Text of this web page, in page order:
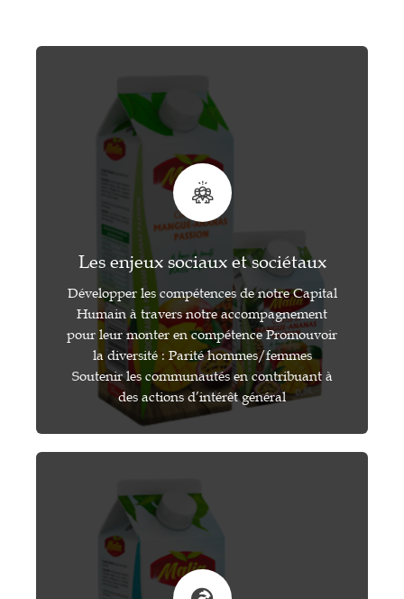
Les enjeux sociaux et sociétaux
Développer les compétences de notre Capital
Humain à travers notre accompagnement
pour leur monter en compétence Promouvoir
la diversité : Parité hommes/femmes
Soutenir les communautés en contribuant à
des actions d’intérêt général